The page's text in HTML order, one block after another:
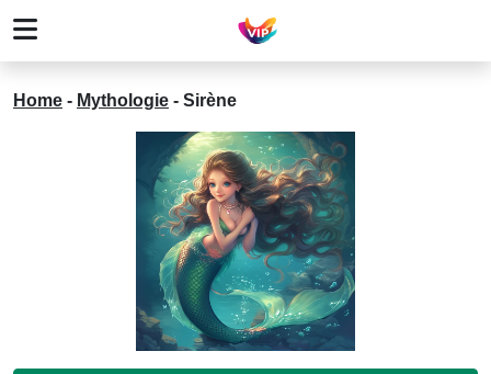
Home - Mythologie - Sirène